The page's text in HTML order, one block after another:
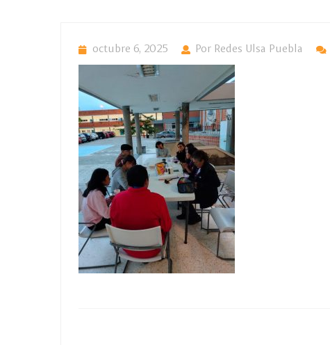
octubre 6, 2025 Por Redes Ulsa Puebla